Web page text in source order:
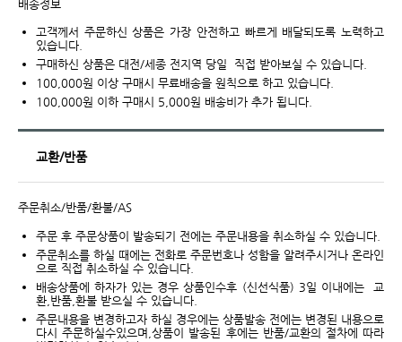
배송정보
고객께서 주문하신 상품은 가장 안전하고 빠르게 배달되도록 노력하고
있습니다.
구매하신 상품은 대전/세종 전지역 당일 직접 받아보실 수 있습니다.
100,000원 이상 구매시 무료배송을 원칙으로 하고 있습니다.
100,000원 이하 구매시 5,000원 배송비가 추가 됩니다.
교환/반품
주문취소/반품/환불/AS
주문 후 주문상품이 발송되기 전에는 주문내용을 취소하실 수 있습니다.
주문취소를 하실 때에는 전화로 주문번호나 성함을 알려주시거나 온라인
으로 직접 취소하실 수 있습니다.
배송상품에 하자가 있는 경우 상품인수후 (신선식품) 3일 이내에는 교
환,반품,환불 받으실 수 있습니다.
주문내용을 변경하고자 하실 경우에는 상품발송 전에는 변경된 내용으로
다시 주문하실수있으며,상품이 발송된 후에는 반품/교환의 절차에 따라